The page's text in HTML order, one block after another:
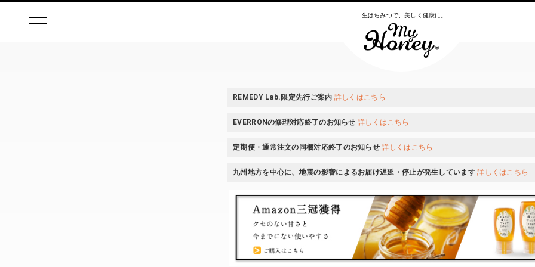
生はちみつで、美しく健康に。
REMEDY Lab.限定先行ご案内 詳しくはこちら
EVERRONの修理対応終了のお知らせ 詳しくはこちら
定期便・通常注文の同梱対応終了のお知らせ 詳しくはこちら
九州地方を中心に、地震の影響によるお届け遅延・停止が発生しています 詳しくはこちら